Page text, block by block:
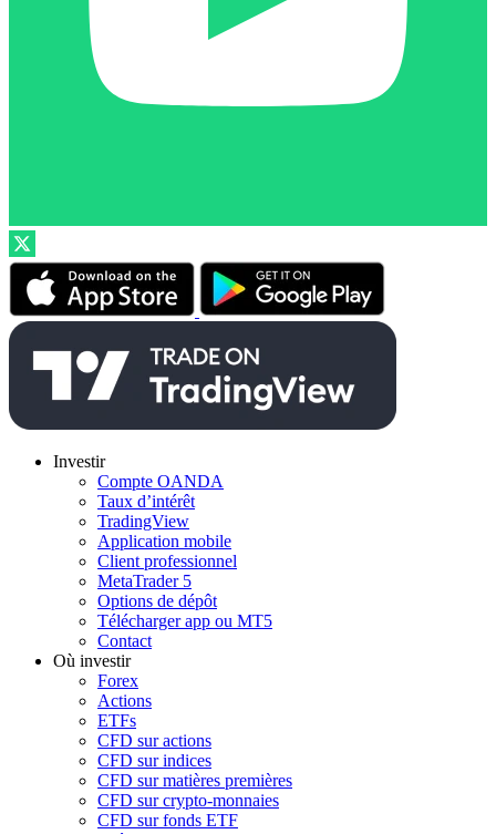
Investir
Compte OANDA
Taux d’intérêt
TradingView
Application mobile
Client professionnel
MetaTrader 5
Options de dépôt
Télécharger app ou MT5
Contact
Où investir
Forex
Actions
ETFs
CFD sur actions
CFD sur indices
CFD sur matières premières
CFD sur crypto-monnaies
CFD sur fonds ETF